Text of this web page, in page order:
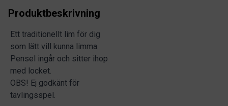
Produktbeskrivning
Ett traditionellt lim för dig
som lätt vill kunna limma.
Pensel ingår och sitter ihop
med locket.
OBS! Ej godkänt för
tävlingsspel.